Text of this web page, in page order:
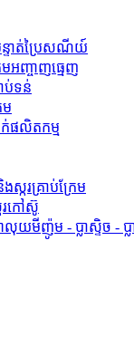
ន្ទាត់ប្រៃសណីយ៍
អញ្ចាញធ្មេញ
ប់ទន់
ម
ក់ផលិតកម្ម
ករគ្រាប់ក្រែម
រកៅស៊ូ
យមីញ៉ូម - ប្លាស្ទិច - ប្លា